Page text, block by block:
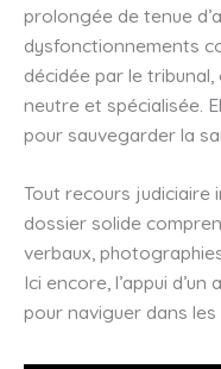
prolongée de tenue
dysfonctionnements
décidée par le
neutre et spécialisée.
pour sauvegarder la
Tout recours judiciaire
dossier solide
verbaux,
Ici encore, l’appui
pour naviguer dans